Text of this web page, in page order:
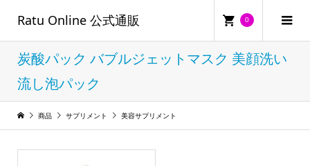
Ratu Online 公式通販 0
炭酸パック バブルジェットマスク 美顔洗い
流し泡パック
商品 サプリメント 美容サプリメント